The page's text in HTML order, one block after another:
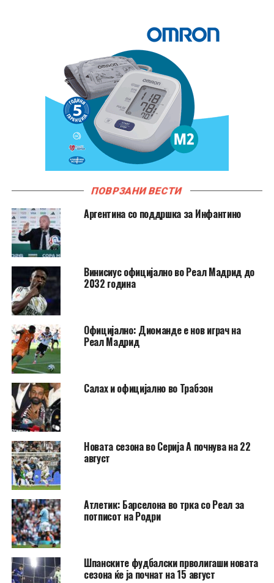
ПОВРЗАНИ ВЕСТИ
Аргентина со поддршка за Инфантино
Винисиус официјално во Реал Мадрид до
2032 година
Официјално: Диоманде е нов играч на
Реал Мадрид
Салах и официјално во Трабзон
Новата сезона во Серија А почнува на 22
август
Атлетик: Барселона во трка со Реал за
потписот на Родри
Шпанските фудбалски прволигаши новата
сезона ќе ја почнат на 15 август